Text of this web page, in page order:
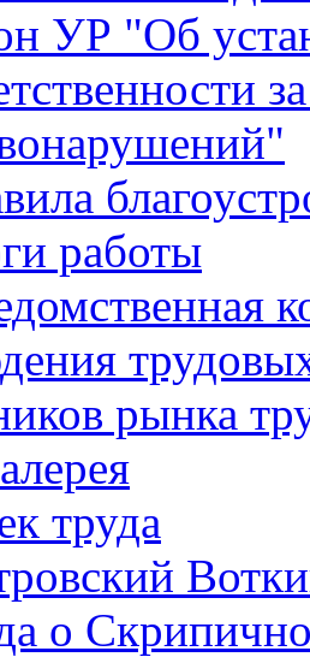
УР "Об
работы
рынка
труда
о